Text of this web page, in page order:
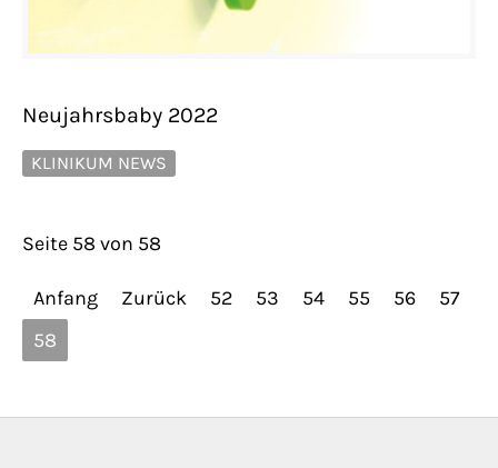
Neujahrsbaby 2022
KLINIKUM NEWS
Seite 58 von 58
Anfang Zurück 52 53 54 55 56
57
58